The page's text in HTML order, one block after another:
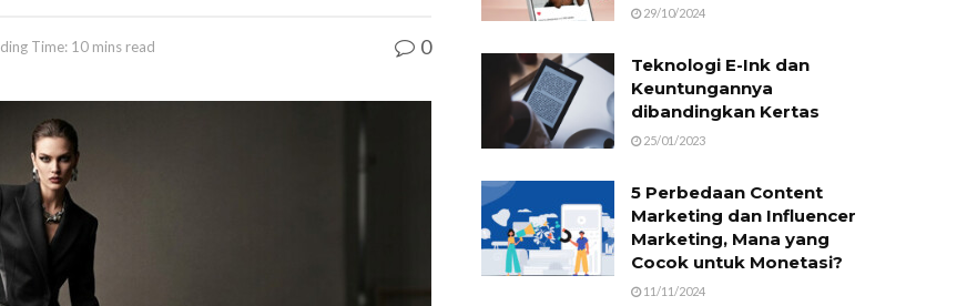
Time: 10 mins read 0
29/10/2024
Teknologi E-Ink dan
Keuntungannya
dibandingkan Kertas
25/01/2023
5 Perbedaan Content
Marketing dan Influencer
Marketing, Mana yang
Cocok untuk Monetasi?
11/11/2024